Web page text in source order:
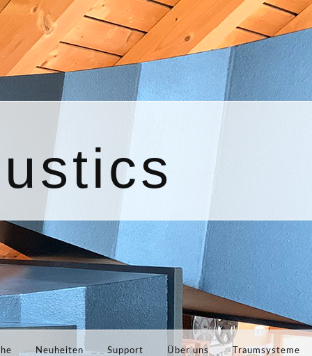
Neuheiten Support Über uns Traumsysteme